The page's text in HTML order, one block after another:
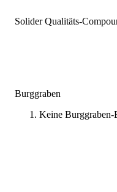
Solider Qualitäts-
Burggraben
Keine Burggraben-